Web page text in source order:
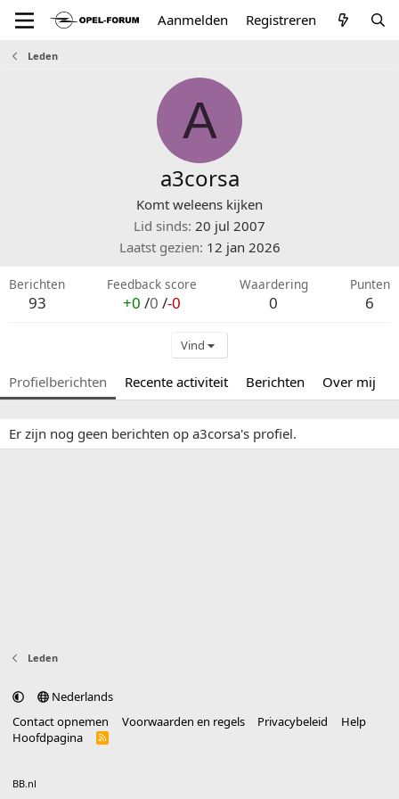
Aanmelden Registreren
Leden
A
a3corsa
Komt weleens kijken
Lid sinds 20 jul 2007
Laatst gezien 12 jan 2026
Berichten
93
Feedback score
+0 /0 /-0
Waardering
0
Punten
6
Vind
Profielberichten Recente activiteit Berichten Over mij
Er zijn nog geen berichten op a3corsa's profiel.
Leden
Nederlands
Contact opnemen
Voorwaarden en regels Privacybeleid
Help
Hoofdpagina
R
BB.nl